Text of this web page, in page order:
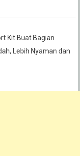
Kit Buat Bagian
Lebih Nyaman dan